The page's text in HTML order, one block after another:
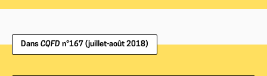
Dans CQFD n°167 (juillet-août 2018)